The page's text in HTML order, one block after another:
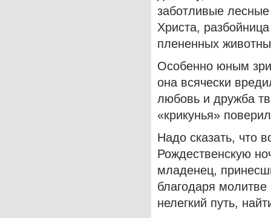
заботливые
Христа,
плененных
Особенно юным
она всячески
любовь и дружба
«крикунья»
Надо сказать, что
Рождественскую
младенец,
благодаря
нелегкий путь,